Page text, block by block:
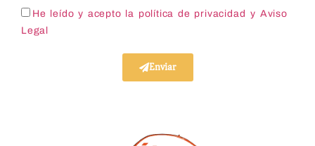
He leído y acepto la política de privacidad
y Aviso
Legal
Enviar